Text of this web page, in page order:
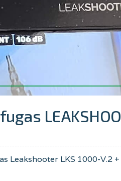
Leakshooter LKS 1000-V.2